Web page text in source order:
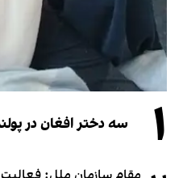
۱ سه دختر افغان در